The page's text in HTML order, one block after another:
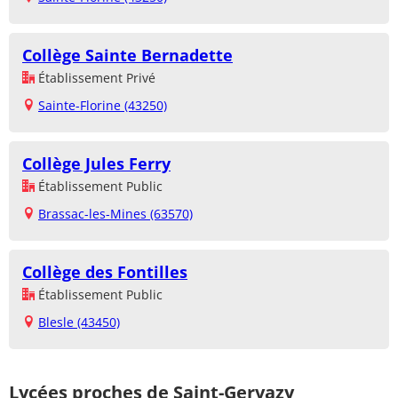
Collège Sainte Bernadette
Établissement Privé
Sainte-Florine (43250)
Collège Jules Ferry
Établissement Public
Brassac-les-Mines (63570)
Collège des Fontilles
Établissement Public
Blesle (43450)
Lycées proches de Saint-Gervazy